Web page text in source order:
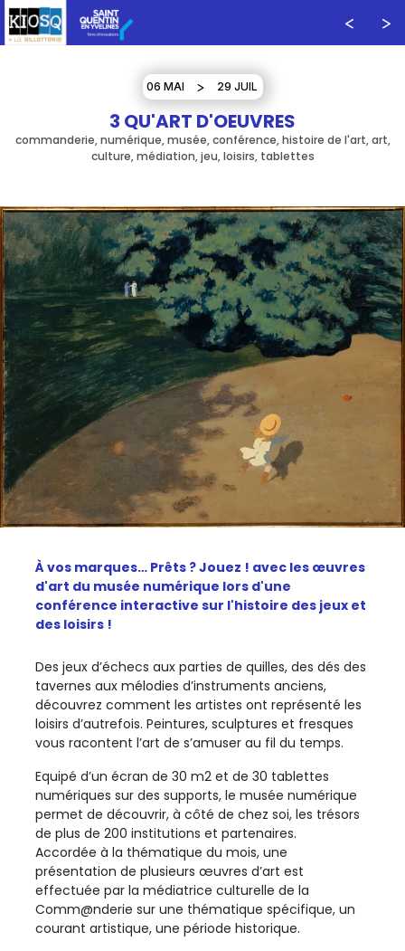
06 MAI 29 JUIL
3 QU'ART D'OEUVRES
commanderie, numérique, musée, conférence, histoire de l'art, art,
culture, médiation, jeu, loisirs, tablettes
À vos marques… Prêts ? Jouez ! avec les œuvres
d'art du musée numérique lors d'une
conférence interactive sur l'histoire des jeux et
des loisirs !
Des jeux d’échecs aux parties de quilles, des dés des
tavernes aux mélodies d’instruments anciens,
découvrez comment les artistes ont représenté les
loisirs d’autrefois. Peintures, sculptures et fresques
vous racontent l’art de s’amuser au fil du temps.
Equipé d’un écran de 30 m2 et de 30 tablettes
numériques sur des supports, le musée numérique
permet de découvrir, à côté de chez soi, les trésors
de plus de 200 institutions et partenaires.
Accordée à la thématique du mois, une
présentation de plusieurs œuvres d’art est
effectuée par la médiatrice culturelle de la
Comm@nderie sur une thématique spécifique, un
courant artistique, une période historique.